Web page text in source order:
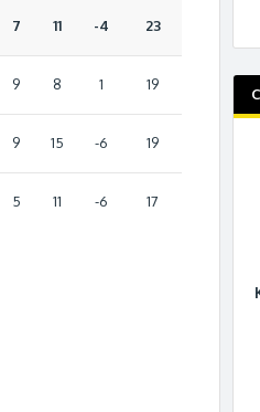
7 11 -4 23
9 8 1 19
9 15 -6 19
5 11 -6 17